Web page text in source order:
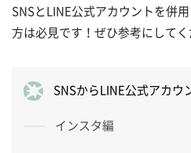
SNSとLINE公式アカウントを併
方は必見です！ぜひ参考にしてく
SNSからLINE公式アカウ
インスタ編